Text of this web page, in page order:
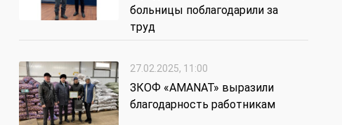
больницы поблагодарили за
труд
27.02.2025, 11:00
ЗКОФ «AMANAT» выразили
благодарность работникам